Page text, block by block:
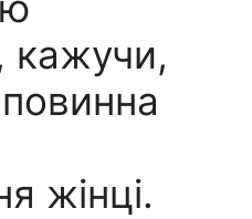
кажучи,
жінці.